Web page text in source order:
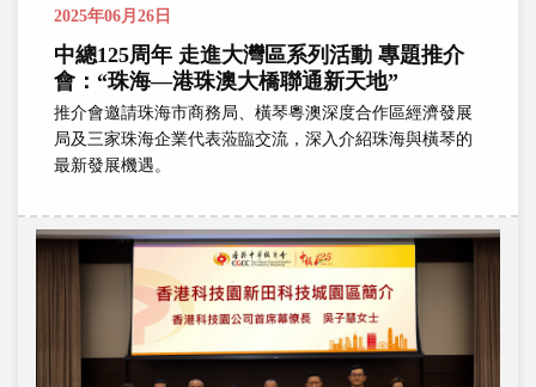
2025年06月26日
中總125周年 走進大灣區系列活動 專題推介
會：“珠海—港珠澳大橋聯通新天地”
推介會邀請珠海市商務局、橫琴粵澳深度合作區經濟發展
局及三家珠海企業代表蒞臨交流，深入介紹珠海與橫琴的
最新發展機遇。